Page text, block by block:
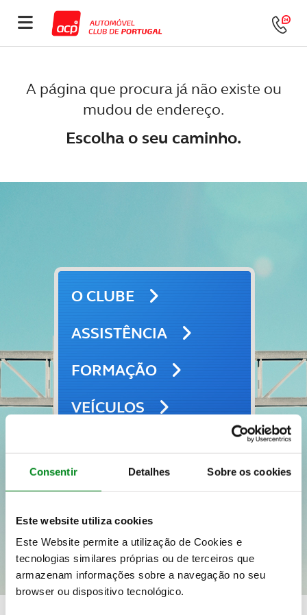
Consentir Detalhes Sobre os cookies
Este website utiliza cookies
Este Website permite a utilização de Cookies e
tecnologias similares próprias ou de terceiros que
armazenam informações sobre a navegação no seu
browser ou dispositivo tecnológico.
A página que procura já não existe ou
mudou de endereço.
Escolha o seu caminho.
O CLUBE
ASSISTÊNCIA
FORMAÇÃO
VEÍCULOS
VIAGENS E LAZER